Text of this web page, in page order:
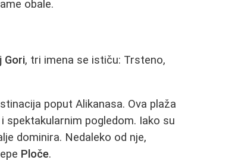
obale.
Gori, tri imena se ističu: Trsteno,
poput Alikanasa. Ova plaža
pogledom. Iako su
dominira. Nedaleko od nje,
Ploče.